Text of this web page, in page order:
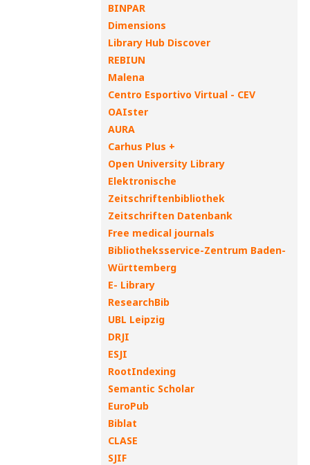
BINPAR
Dimensions
Library Hub Discover
REBIUN
Malena
Centro Esportivo Virtual - CEV
OAIster
AURA
Carhus Plus +
Open University Library
Elektronische
Zeitschriftenbibliothek
Zeitschriften Datenbank
Free medical journals
Bibliotheksservice-Zentrum Baden-
Württemberg
E- Library
ResearchBib
UBL Leipzig
DRJI
ESJI
RootIndexing
Semantic Scholar
EuroPub
Biblat
CLASE
SJIF